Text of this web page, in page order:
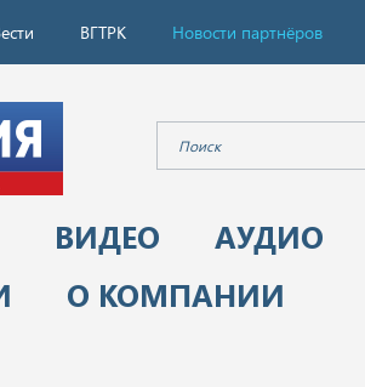
ВГТРК Новости партнёров
ВИДЕО
АУДИО
О КОМПАНИИ